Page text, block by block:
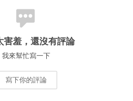
害羞，還沒有評論
我來幫忙寫一下
寫下你的評論